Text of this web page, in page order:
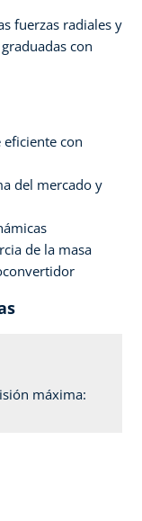
fuerzas radiales y
con
con
del mercado y
de la masa
máxima: